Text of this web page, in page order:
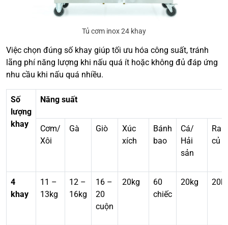
Tủ cơm inox 24 khay
Việc chọn đúng số khay giúp tối ưu hóa công suất, tránh
lãng phí năng lượng khi nấu quá ít hoặc không đủ đáp ứng
nhu cầu khi nấu quá nhiều.
Số
lượng
khay
Năng suất
Cơm/
Xôi
Gà Giò
Xúc
xích
Bánh
bao
Cá/
Hải
sản
Rau
củ
4
khay
11 –
13kg
12 –
16kg
16 –
20
cuộn
20kg
60
chiếc
20kg